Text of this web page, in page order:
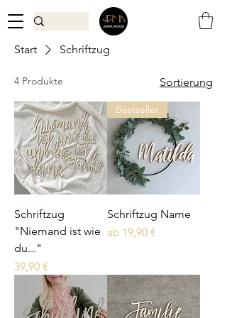
Start Schriftzug
4 Produkte Sortierung
Schriftzug
"Niemand ist wie
du..."
Preis
39,90 €
Bestseller
Schriftzug Name
ab 19,90 €
Sale-Preis